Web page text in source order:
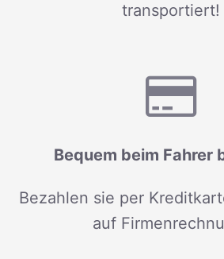
transportiert!
Bequem beim Fahrer
Bezahlen sie per
auf